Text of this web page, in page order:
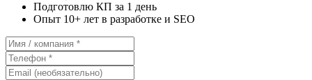
Подготовлю КП за 1 день
Опыт 10+ лет в разработке и SEO